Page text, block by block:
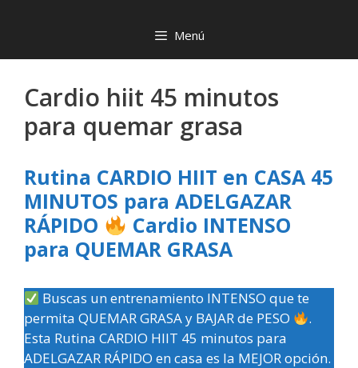
Menú
Cardio hiit 45 minutos
para quemar grasa
Rutina CARDIO HIIT en CASA 45
MINUTOS para ADELGAZAR
RÁPIDO
Cardio INTENSO
para QUEMAR GRASA
Buscas un entrenamiento INTENSO que te
permita QUEMAR GRASA y BAJAR de PESO
.
Esta Rutina CARDIO HIIT 45 minutos para
ADELGAZAR RÁPIDO en casa es la MEJOR opción.